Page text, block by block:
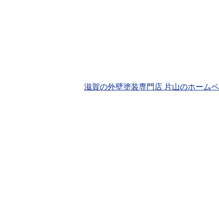
滋賀の外壁塗装専門店 片山のホーム